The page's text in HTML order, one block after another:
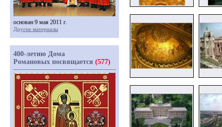
основан 9 мая 2011 г.
Другие материалы
400-летию Дома
Романовых посвящается (577)